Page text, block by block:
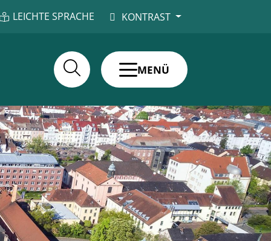
LEICHTE SPRACHE KONTRAST
MENÜ